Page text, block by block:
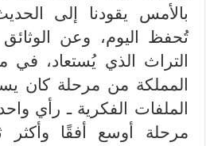
بالأمس يقودنا إلى
تُحفظ اليوم، وعن
التراث الذي يُستعاد،
المملكة من مرحلة كان
الملفات الفكرية ـ رأي
مرحلة أوسع أفقًا وأكثر